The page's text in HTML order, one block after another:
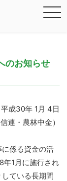
のお知らせ
平成30年 1月 4日
連・農林中金）
係る資金の活
年1月に施行され
ている長期間